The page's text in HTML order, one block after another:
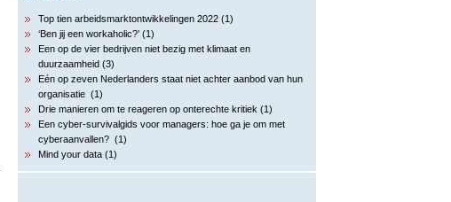
Top tien arbeidsmarktontwikkelingen 2022 (1)
‘Ben jij een workaholic?’ (1)
Een op de vier bedrijven niet bezig met klimaat en
duurzaamheid (3)
Eén op zeven Nederlanders staat niet achter aanbod van hun
organisatie (1)
Drie manieren om te reageren op onterechte kritiek (1)
Een cyber-survivalgids voor managers: hoe ga je om met
cyberaanvallen? (1)
Mind your data (1)